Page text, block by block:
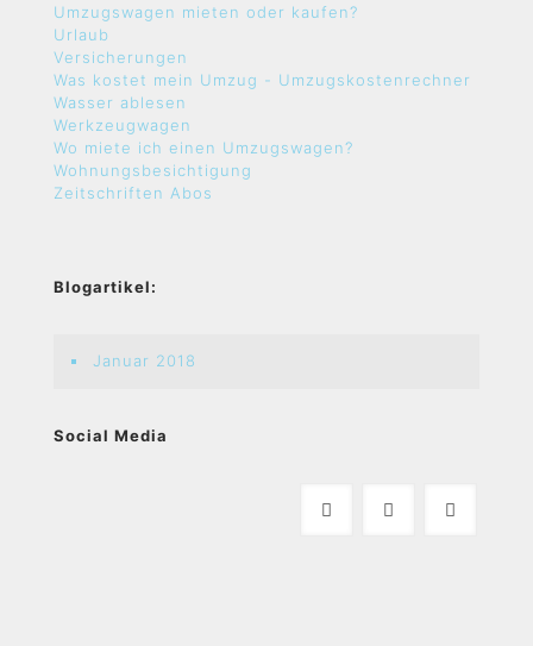
Umzugswagen mieten oder kaufen?
Urlaub
Versicherungen
Was kostet mein Umzug - Umzugskostenrechner
Wasser ablesen
Werkzeugwagen
Wo miete ich einen Umzugswagen?
Wohnungsbesichtigung
Zeitschriften Abos
Blogartikel:
Januar 2018
Social Media